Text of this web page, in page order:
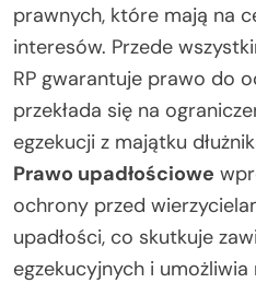
prawnych, które mają na
interesów. Przede
RP gwarantuje prawo do
przekłada się na
egzekucji z majątku
Prawo upadłościowe
ochrony przed
upadłości, co skutkuje
egzekucyjnych i